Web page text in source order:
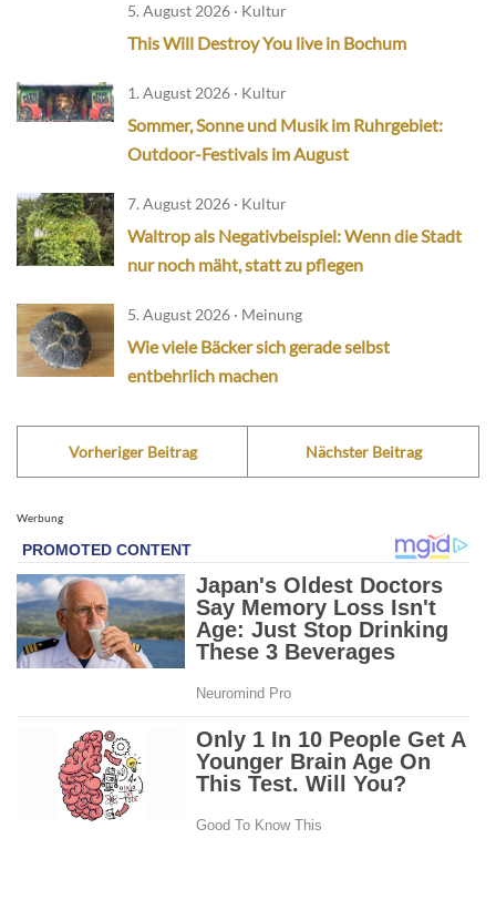
5. August 2026 · Kultur
This Will Destroy You live in Bochum
1. August 2026 · Kultur
Sommer, Sonne und Musik im Ruhrgebiet:
Outdoor-Festivals im August
7. August 2026 · Kultur
Waltrop als Negativbeispiel: Wenn die Stadt
nur noch mäht, statt zu pflegen
5. August 2026 · Meinung
Wie viele Bäcker sich gerade selbst
entbehrlich machen
Vorheriger Beitrag Nächster Beitrag
Werbung